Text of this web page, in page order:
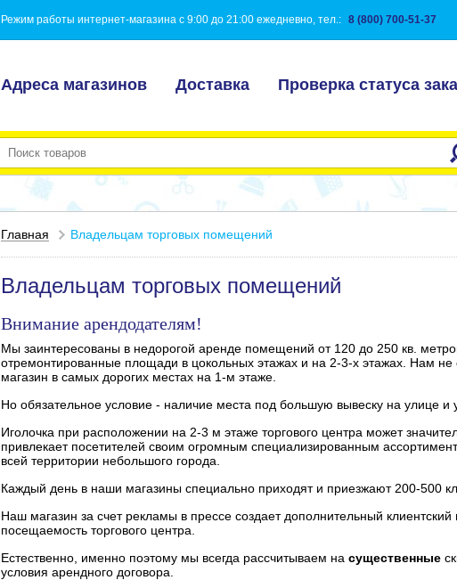
Режим работы интернет-магазина с 9:00 до 21:00 ежедневно, тел.: 8 (800) 700-51-37
Адреса магазинов Доставка Проверка статуса
Главная Владельцам торговых помещений
Владельцам торговых помещений
Внимание арендодателям!
Мы заинтересованы в недорогой аренде помещений от 120 до 250 кв.
отремонтированные площади в цокольных этажах и на 2-3-х этажах. Нам не
магазин в самых дорогих местах на 1-м этаже.
Но обязательное условие - наличие места под большую вывеску на улице и
Иголочка при расположении на 2-3 м этаже торгового центра может
привлекает посетителей своим огромным специализированным
всей территории небольшого города.
Каждый день в наши магазины специально приходят и приезжают 200-500
Наш магазин за счет рекламы в прессе создает дополнительный
посещаемость торгового центра.
Естественно, именно поэтому мы всегда рассчитываем на существенные
условия арендного договора.